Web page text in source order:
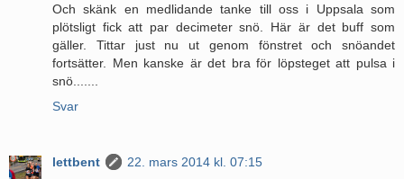
Och skänk en medlidande tanke till oss i Uppsala som
plötsligt fick att par decimeter snö. Här är det buff som
gäller. Tittar just nu ut genom fönstret och snöandet
fortsätter. Men kanske är det bra för löpsteget att pulsa i
snö.......
Svar
lettbent
22. mars 2014 kl. 07:15